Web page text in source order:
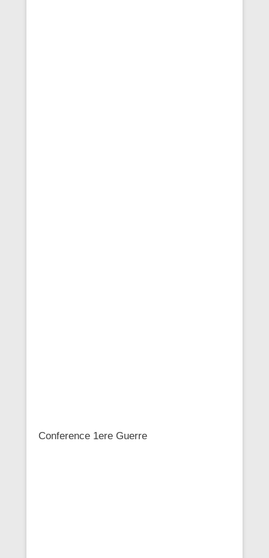
Conference 1ere Guerre